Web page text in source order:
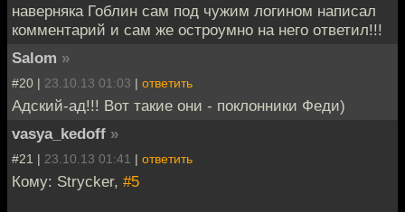
наверняка Гоблин сам под чужим логином написал
комментарий и сам же остроумно на него ответил!!!
Salom »
#20 | 23.10.13 01:03 | ответить
Адский-ад!!! Вот такие они - поклонники Феди)
vasya_kedoff »
#21 | 23.10.13 01:41 | ответить
Кому: Strycker, #5